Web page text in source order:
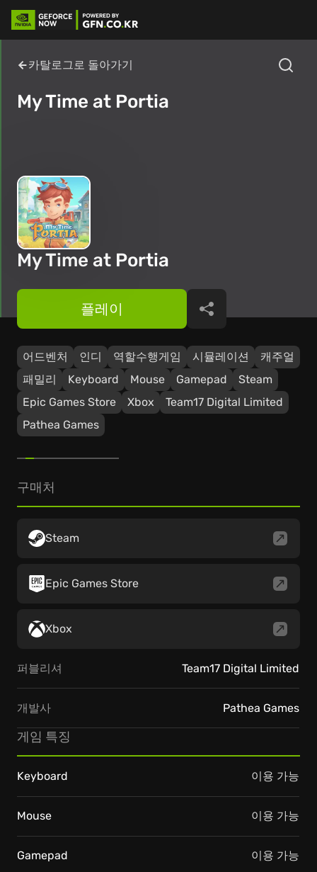
카탈로그로 돌아가기
My Time at Portia
My Time at Portia
어드벤처 인디 역할수행게임 시뮬레이션
캐주얼
패밀리
Keyboard Mouse Gamepad
Steam
Epic Games Store
Xbox
Team17 Digital Limited
Pathea Games
플레이 공유
구매처
Steam
Epic Games Store
Xbox
퍼블리셔 Team17 Digital Limited
개발사 Pathea Games
게임 특징
Keyboard 이용 가능
Mouse 이용 가능
Gamepad 이용 가능